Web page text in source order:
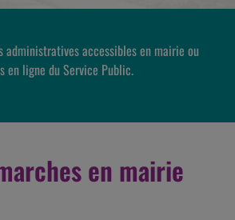
administratives accessibles en mairie ou
en ligne du Service Public.
en mairie